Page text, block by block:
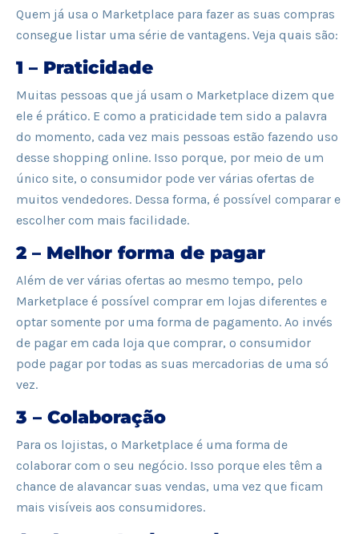
Quem já usa o Marketplace para fazer as suas compras
consegue listar uma série de vantagens. Veja quais são:
1 – Praticidade
Muitas pessoas que já usam o Marketplace dizem que
ele é prático. E como a praticidade tem sido a palavra
do momento, cada vez mais pessoas estão fazendo uso
desse shopping online. Isso porque, por meio de um
único site, o consumidor pode ver várias ofertas de
muitos vendedores. Dessa forma, é possível comparar e
escolher com mais facilidade.
2 – Melhor forma de pagar
Além de ver várias ofertas ao mesmo tempo, pelo
Marketplace é possível comprar em lojas diferentes e
optar somente por uma forma de pagamento. Ao invés
de pagar em cada loja que comprar, o consumidor
pode pagar por todas as suas mercadorias de uma só
vez.
3 – Colaboração
Para os lojistas, o Marketplace é uma forma de
colaborar com o seu negócio. Isso porque eles têm a
chance de alavancar suas vendas, uma vez que ficam
mais visíveis aos consumidores.